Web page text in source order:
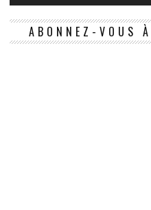
ABONNEZ-VOUS